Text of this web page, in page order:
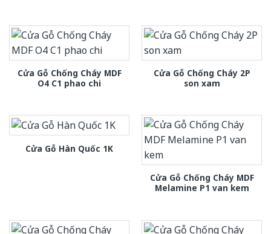
Cửa Gỗ Chống Cháy MDF
O4 C1 phao chi
Cửa Gỗ Chống Cháy 2P
son xam
Cửa Gỗ Hàn Quốc 1K
Cửa Gỗ Chống Cháy MDF
Melamine P1 van kem